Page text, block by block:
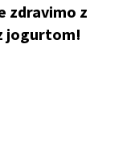
zdravimo z
jogurtom!